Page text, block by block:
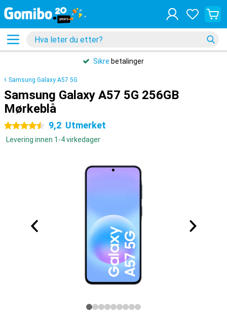
Sikre betalinger
Samsung Galaxy A57 5G
Samsung Galaxy A57 5G 256GB
Mørkeblå
4.5 stjerner 9,2 Utmerket
Levering innen 1-4 virkedager